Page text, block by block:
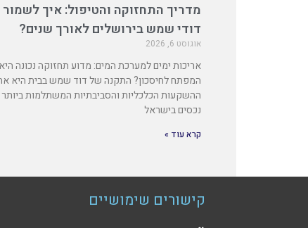
מדריך התחזוקה והטיפול: איך
דודי שמש בירושלים לאורך שנים?
אוגוסט 6, 2026
אריכות ימים למערכת המים: מדוע תחזוקה נכונה היא
המפתח לחיסכון? התקנה של דוד שמש בבית היא
ההשקעות הכלכליות והסביבתיות המשתלמות
נכסים בישראל
קרא עוד »
קישורים שימושיים